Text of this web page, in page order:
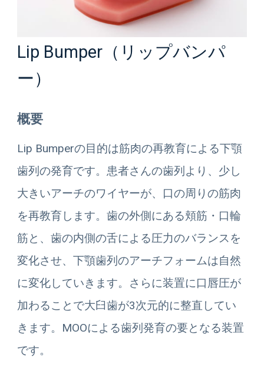
Lip Bumper（リップバンパ
ー）
概要
Lip Bumperの目的は筋肉の再教育による下顎
歯列の発育です。患者さんの歯列より、少し
大きいアーチのワイヤーが、口の周りの筋肉
を再教育します。歯の外側にある頬筋・口輪
筋と、歯の内側の舌による圧力のバランスを
変化させ、下顎歯列のアーチフォームは自然
に変化していきます。さらに装置に口唇圧が
加わることで大臼歯が3次元的に整直してい
きます。MOOによる歯列発育の要となる装置
です。